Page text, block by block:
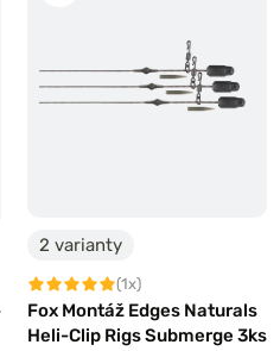
2 varianty
(1x)
Fox Montáž Edges Naturals
Heli-Clip Rigs Submerge 3ks